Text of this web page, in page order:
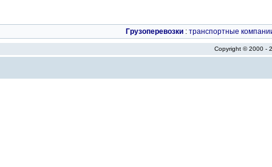
Грузоперевозки : транспортные
Copyright © 2000 -